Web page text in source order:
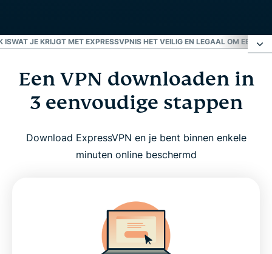
ISWAT JE KRIJGT MET EXPRESSVPNIS HET VEILIG EN LEGAAL OM EEN
Een VPN downloaden in 3 eenvoudige stappen
VPN-downloads voor alle platforms
Wat is een VPN en waarom het belangrijk is
Is het veilig en legaal om een VPN te downloaden?
Een VPN downloaden in
3 eenvoudige stappen
Download ExpressVPN en je bent binnen enkele
minuten online beschermd